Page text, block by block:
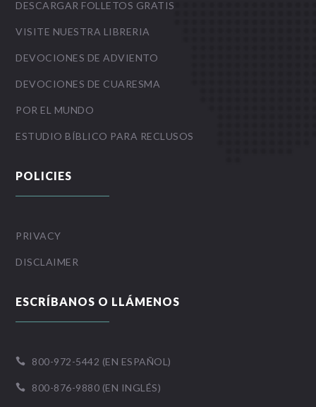
DESCARGAR FOLLETOS GRATIS
VISITE NUESTRA LIBRERIA
DEVOCIONES DE ADVIENTO
DEVOCIONES DE CUARESMA
POR EL MUNDO
ESTUDIO BÍBLICO PARA RECLUSOS
POLICIES
PRIVACY
DISCLAIMER
ESCRÍBANOS O LLÁMENOS
 800-972-5442 (EN ESPAÑOL)
 800-876-9880 (EN INGLÉS)